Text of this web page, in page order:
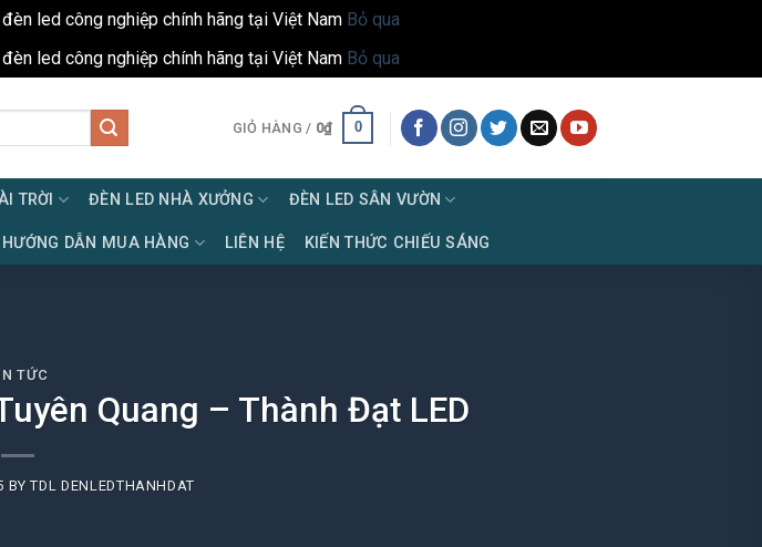
led công nghiệp chính hãng tại Việt Nam Bỏ qua
led công nghiệp chính hãng tại Việt Nam Bỏ qua
GIỎ HÀNG / 0₫ 0
TRỜI ĐÈN LED NHÀ XƯỞNG ĐÈN LED SÂN VƯỜN
HƯỚNG DẪN MUA HÀNG LIÊN HỆ KIẾN THỨC CHIẾU SÁNG
TỨC
Quang – Thành Đạt LED
BYTDL DENLEDTHANHDAT